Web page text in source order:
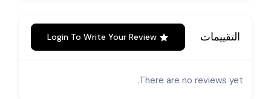
التقييمات Login To Write Your Review
There are no reviews yet.